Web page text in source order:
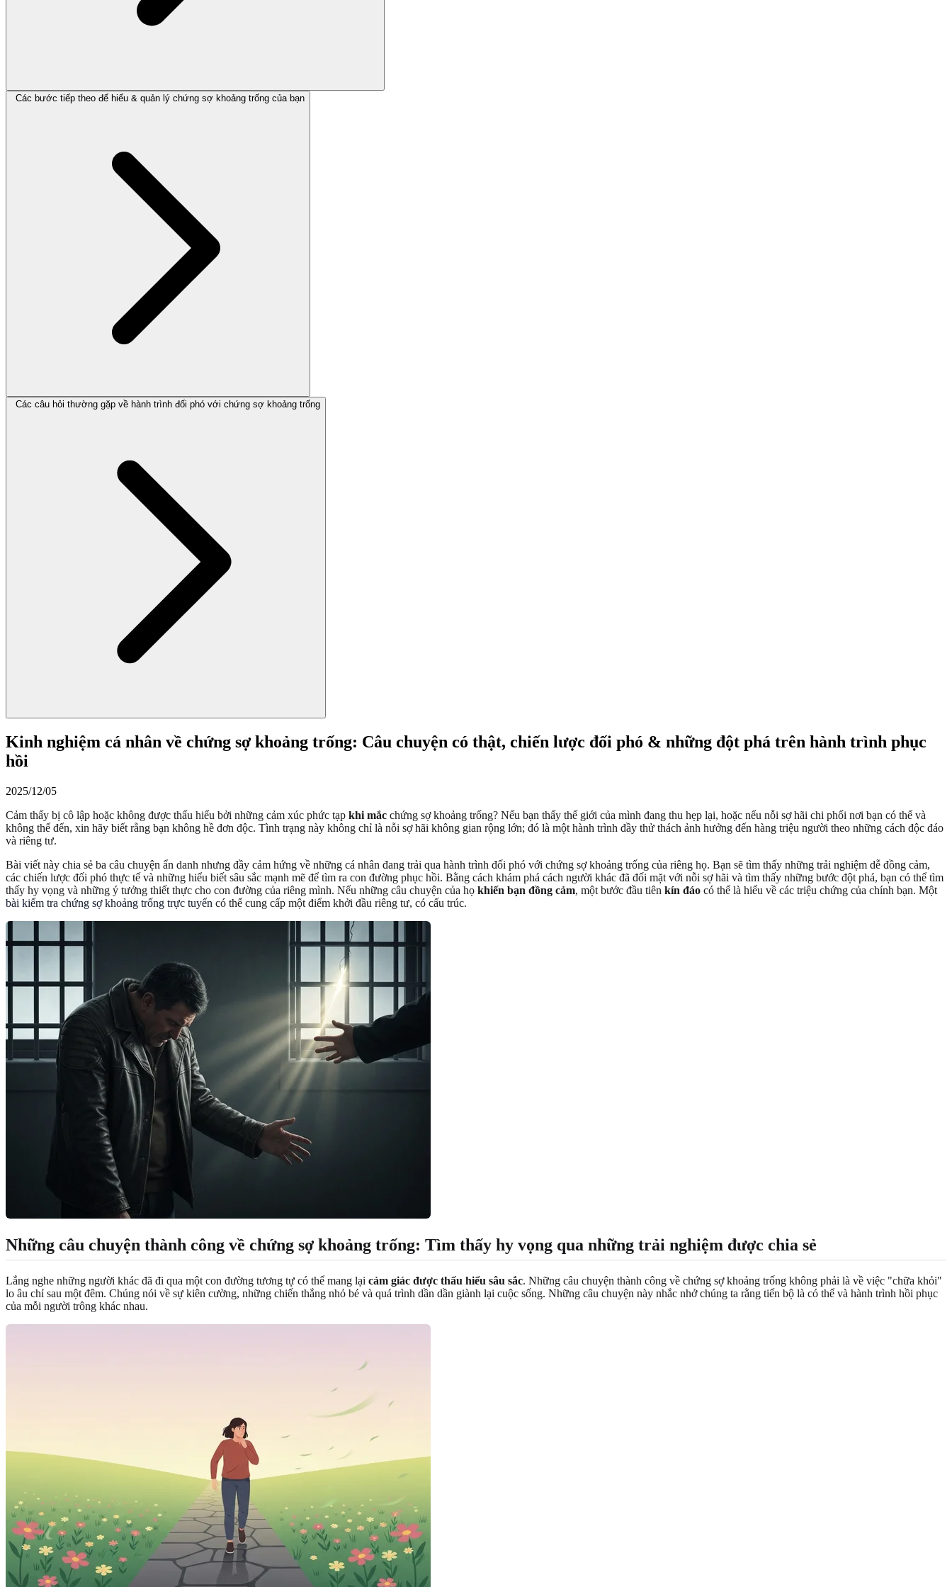
Các bước tiếp theo để hiểu & quản lý chứng sợ khoảng trống của bạn
Các câu hỏi thường gặp về hành trình đối phó với chứng sợ khoảng trống
Kinh nghiệm cá nhân về chứng sợ khoảng trống: Câu chuyện có thật, chiến lược đối phó & những đột phá trên hành trình phục
hồi
2025/12/05
Cảm thấy bị cô lập hoặc không được thấu hiểu bởi những cảm xúc phức tạp khi mắc chứng sợ khoảng trống? Nếu bạn thấy thế giới của mình đang thu hẹp lại, hoặc nếu nỗi sợ hãi chi phối nơi bạn có thể và
không thể đến, xin hãy biết rằng bạn không hề đơn độc. Tình trạng này không chỉ là nỗi sợ hãi không gian rộng lớn; đó là một hành trình đầy thử thách ảnh hưởng đến hàng triệu người theo những cách độc đáo
và riêng tư.
Bài viết này chia sẻ ba câu chuyện ẩn danh nhưng đầy cảm hứng về những cá nhân đang trải qua hành trình đối phó với chứng sợ khoảng trống của riêng họ. Bạn sẽ tìm thấy những trải nghiệm dễ đồng cảm,
các chiến lược đối phó thực tế và những hiểu biết sâu sắc mạnh mẽ để tìm ra con đường phục hồi. Bằng cách khám phá cách người khác đã đối mặt với nỗi sợ hãi và tìm thấy những bước đột phá, bạn có thể tìm
thấy hy vọng và những ý tưởng thiết thực cho con đường của riêng mình. Nếu những câu chuyện của họ khiến bạn đồng cảm, một bước đầu tiên kín đáo có thể là hiểu về các triệu chứng của chính bạn. Một
bài kiểm tra chứng sợ khoảng trống trực tuyến có thể cung cấp một điểm khởi đầu riêng tư, có cấu trúc.
Những câu chuyện thành công về chứng sợ khoảng trống: Tìm thấy hy vọng qua những trải nghiệm được chia sẻ
Lắng nghe những người khác đã đi qua một con đường tương tự có thể mang lại cảm giác được thấu hiểu sâu sắc. Những câu chuyện thành công về chứng sợ khoảng trống không phải là về việc "chữa khỏi"
lo âu chỉ sau một đêm. Chúng nói về sự kiên cường, những chiến thắng nhỏ bé và quá trình dần dần giành lại cuộc sống. Những câu chuyện này nhắc nhở chúng ta rằng tiến bộ là có thể và hành trình hồi phục
của mỗi người trông khác nhau.